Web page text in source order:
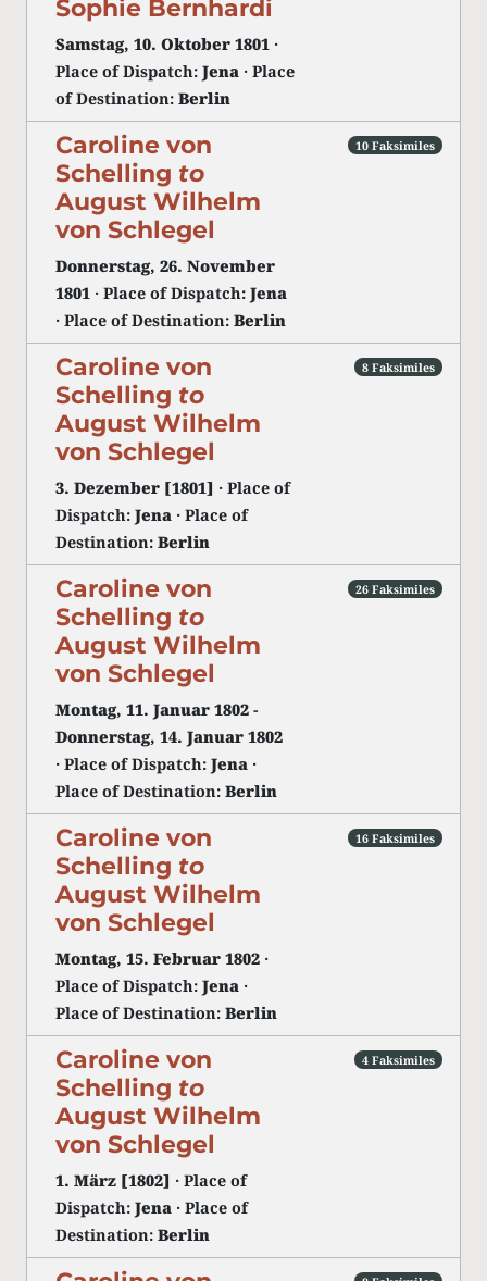
Sophie Bernhardi
Samstag, 10. Oktober 1801 ·
Place of Dispatch: Jena · Place
of Destination: Berlin
Caroline von
Schelling to
August Wilhelm
von Schlegel
Donnerstag, 26. November
1801 · Place of Dispatch: Jena
· Place of Destination: Berlin
10 Faksimiles
Caroline von
Schelling to
August Wilhelm
von Schlegel
3. Dezember [1801] · Place of
Dispatch: Jena · Place of
Destination: Berlin
8 Faksimiles
Caroline von
Schelling to
August Wilhelm
von Schlegel
Montag, 11. Januar 1802 -
Donnerstag, 14. Januar 1802
· Place of Dispatch: Jena ·
Place of Destination: Berlin
26 Faksimiles
Caroline von
Schelling to
August Wilhelm
von Schlegel
Montag, 15. Februar 1802 ·
Place of Dispatch: Jena ·
Place of Destination: Berlin
16 Faksimiles
Caroline von
Schelling to
August Wilhelm
von Schlegel
1. März [1802] · Place of
Dispatch: Jena · Place of
Destination: Berlin
4 Faksimiles